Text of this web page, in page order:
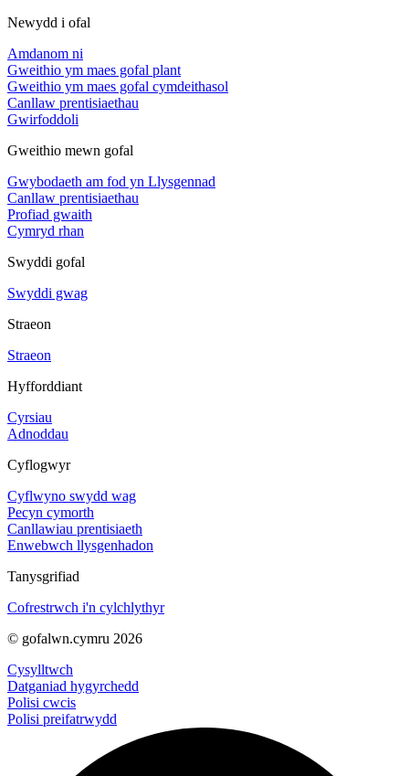
Newydd i ofal
Amdanom ni
Gweithio ym maes gofal plant
Gweithio ym maes gofal cymdeithasol
Canllaw prentisiaethau
Gwirfoddoli
Gweithio mewn gofal
Gwybodaeth am fod yn Llysgennad
Canllaw prentisiaethau
Profiad gwaith
Cymryd rhan
Swyddi gofal
Swyddi gwag
Straeon
Straeon
Hyfforddiant
Cyrsiau
Adnoddau
Cyflogwyr
Cyflwyno swydd wag
Pecyn cymorth
Canllawiau prentisiaeth
Enwebwch llysgenhadon
Tanysgrifiad
Cofrestrwch i'n cylchlythyr
© gofalwn.cymru 2026
Cysylltwch
Datganiad hygyrchedd
Polisi cwcis
Polisi preifatrwydd